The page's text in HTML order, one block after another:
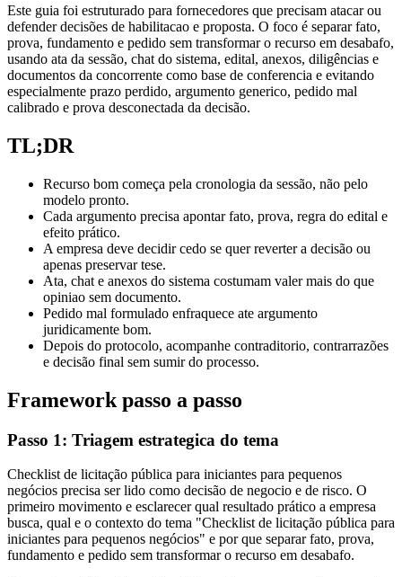
Este guia foi estruturado para fornecedores que precisam atacar ou
defender decisões de habilitacao e proposta. O foco é separar fato,
prova, fundamento e pedido sem transformar o recurso em desabafo,
usando ata da sessão, chat do sistema, edital, anexos, diligências e
documentos da concorrente como base de conferencia e evitando
especialmente prazo perdido, argumento generico, pedido mal
calibrado e prova desconectada da decisão.
TL;DR
Recurso bom começa pela cronologia da sessão, não pelo
modelo pronto.
Cada argumento precisa apontar fato, prova, regra do edital e
efeito prático.
A empresa deve decidir cedo se quer reverter a decisão ou
apenas preservar tese.
Ata, chat e anexos do sistema costumam valer mais do que
opiniao sem documento.
Pedido mal formulado enfraquece ate argumento
juridicamente bom.
Depois do protocolo, acompanhe contraditorio, contrarrazões
e decisão final sem sumir do processo.
Framework passo a passo
Passo 1: Triagem estrategica do tema
Checklist de licitação pública para iniciantes para pequenos
negócios precisa ser lido como decisão de negocio e de risco. O
primeiro movimento e esclarecer qual resultado prático a empresa
busca, qual e o contexto do tema "Checklist de licitação pública para
iniciantes para pequenos negócios" e por que separar fato, prova,
fundamento e pedido sem transformar o recurso em desabafo.